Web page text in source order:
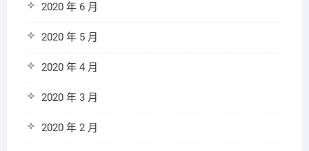
2020 年 6 月
2020 年 5 月
2020 年 4 月
2020 年 3 月
2020 年 2 月